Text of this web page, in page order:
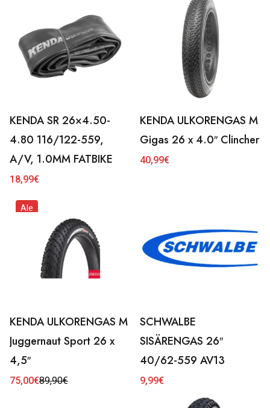
KENDA SR 26×4.50-
4.80 116/122-559,
A/V, 1.0MM FATBIKE
18,99€
KENDA ULKORENGAS M
Gigas 26 x 4.0″ Clincher
40,99€
Ale
KENDA ULKORENGAS M
Juggernaut Sport 26 x
4,5″
89,90€
Alkuperäinen
75,00€
Nykyinen
SCHWALBE
SISÄRENGAS 26″
40/62-559 AV13
9,99€